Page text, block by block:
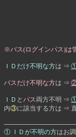
※パス(ログインパス)は
ＩＤだけ不明な方は ⇒
パスだけ不明な方は ⇒
ＩＤ と パス両方不明 ⇒
内③に該当する方は ⇒
① ＩＤが不明の方はお